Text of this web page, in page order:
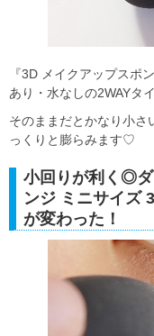
『3D メイクアップスポ
あり・水なしの2WAYタイ
そのままだとかなり小さ
っくりと膨らみます♡
小回りが利く◎
ンジ ミニサイズ
が変わった！